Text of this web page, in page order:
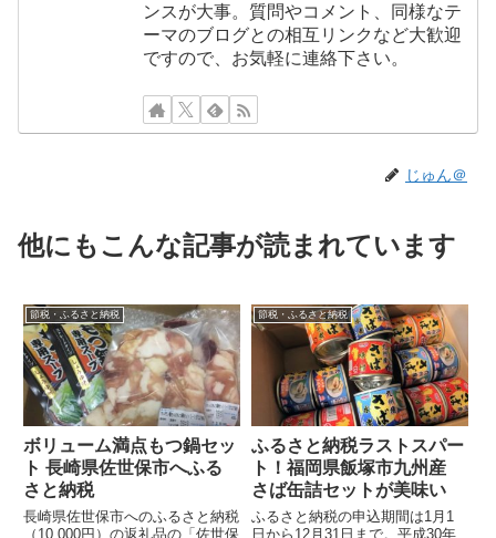
ンスが大事。質問やコメント、同様なテ
ーマのブログとの相互リンクなど大歓迎
ですので、お気軽に連絡下さい。
じゅん＠
他にもこんな記事が読まれています
節税・ふるさと納税
ボリューム満点もつ鍋セッ
ト 長崎県佐世保市へふる
さと納税
長崎県佐世保市へのふるさと納税
（10,000円）の返礼品の「佐世保
節税・ふるさと納税
ふるさと納税ラストスパー
ト！福岡県飯塚市九州産
さば缶詰セットが美味い
ふるさと納税の申込期間は1月1
日から12月31日まで。平成30年